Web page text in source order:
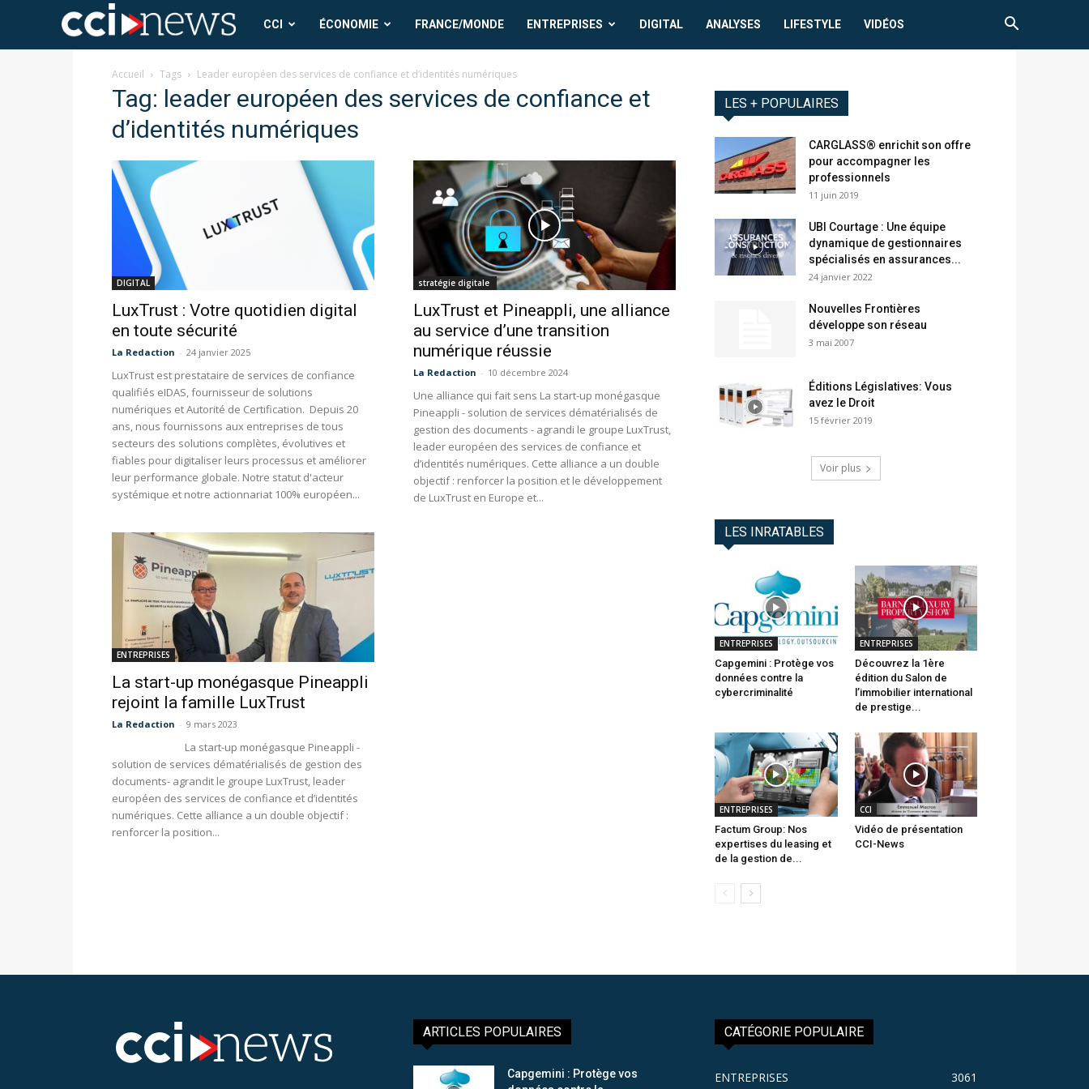
CCI
News
CCI ÉCONOMIE FRANCE/MONDE ENTREPRISES DIGITAL ANALYSES LIFESTYLE VIDÉOS
Accueil Tags Leader européen des services de confiance et d’identités numériques
Tag: leader européen des services de confiance et
d’identités numériques
DIGITAL
LuxTrust : Votre quotidien digital
en toute sécurité
La Redaction - 24 janvier 2025
LuxTrust est prestataire de services de confiance
qualifiés eIDAS, fournisseur de solutions
numériques et Autorité de Certification. Depuis 20
ans, nous fournissons aux entreprises de tous
secteurs des solutions complètes, évolutives et
fiables pour digitaliser leurs processus et améliorer
leur performance globale. Notre statut d'acteur
systémique et notre actionnariat 100% européen...
stratégie digitale
LuxTrust et Pineappli, une alliance
au service d’une transition
numérique réussie
La Redaction - 10 décembre 2024
Une alliance qui fait sens La start-up monégasque
Pineappli - solution de services dématérialisés de
gestion des documents - agrandi le groupe LuxTrust,
leader européen des services de confiance et
d’identités numériques. Cette alliance a un double
objectif : renforcer la position et le développement
de LuxTrust en Europe et...
ENTREPRISES
La start-up monégasque Pineappli
rejoint la famille LuxTrust
La Redaction - 9 mars 2023
La start-up monégasque Pineappli -
solution de services dématérialisés de gestion des
documents- agrandit le groupe LuxTrust, leader
européen des services de confiance et d’identités
numériques. Cette alliance a un double objectif :
renforcer la position...
LES + POPULAIRES
CARGLASS® enrichit son offre
pour accompagner les
professionnels
11 juin 2019
UBI Courtage : Une équipe
dynamique de gestionnaires
spécialisés en assurances...
24 janvier 2022
Nouvelles Frontières
développe son réseau
3 mai 2007
Éditions Législatives: Vous
avez le Droit
15 février 2019
Voir plus
LES INRATABLES
ENTREPRISES
Capgemini : Protège vos
données contre la
cybercriminalité
ENTREPRISES
Découvrez la 1ère
édition du Salon de
l’immobilier international
de prestige...
ENTREPRISES
Factum Group: Nos
expertises du leasing et
de la gestion de...
CCI
Vidéo de présentation
CCI-News
ARTICLES POPULAIRES
Capgemini : Protège vos
CATÉGORIE POPULAIRE
ENTREPRISES 3061